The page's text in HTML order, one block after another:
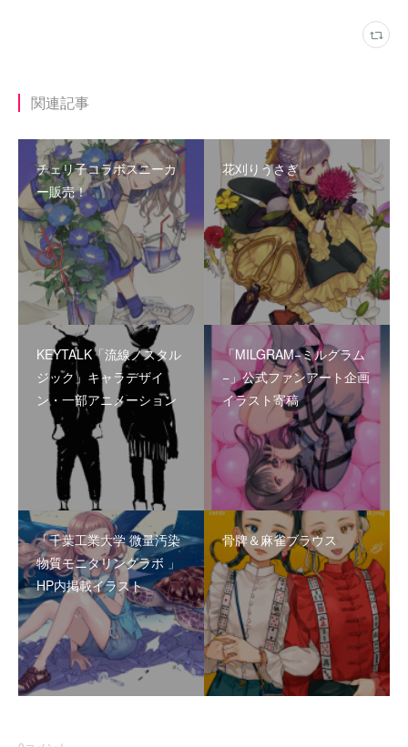
関連記事
チェリ子コラボスニーカ
ー販売！
花刈りうさぎ
KEYTALK「流線ノスタル
ジック」キャラデザイ
ン・一部アニメーション
「MILGRAM−ミルグラム
−」公式ファンアート企画
イラスト寄稿
「千葉工業大学 微量汚染
物質モニタリングラボ 」
HP内掲載イラスト
骨牌＆麻雀ブラウス